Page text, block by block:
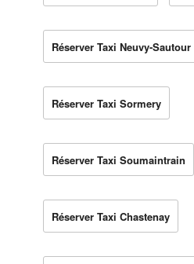
Réserver Taxi Neuvy-Sautour
Réserver Taxi Sormery
Réserver Taxi Soumaintrain
Réserver Taxi Chastenay